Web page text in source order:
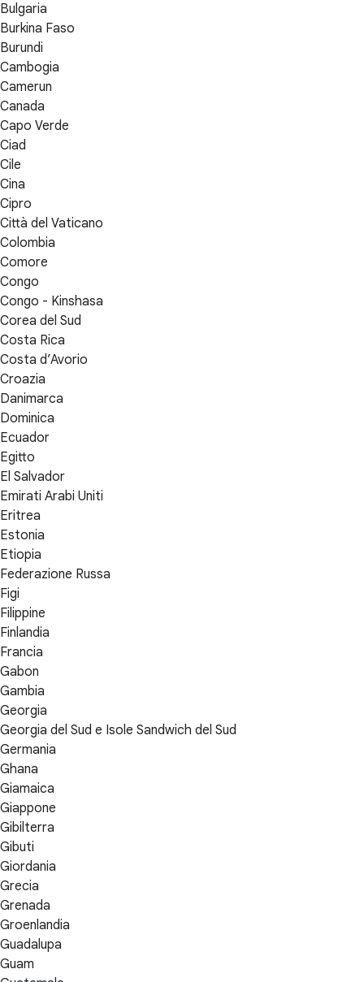
Bulgaria
Burkina Faso
Burundi
Cambogia
Camerun
Canada
Capo Verde
Ciad
Cile
Cina
Cipro
Città del Vaticano
Colombia
Comore
Congo
Congo - Kinshasa
Corea del Sud
Costa Rica
Costa d’Avorio
Croazia
Danimarca
Dominica
Ecuador
Egitto
El Salvador
Emirati Arabi Uniti
Eritrea
Estonia
Etiopia
Federazione Russa
Figi
Filippine
Finlandia
Francia
Gabon
Gambia
Georgia
Georgia del Sud e Isole Sandwich del Sud
Germania
Ghana
Giamaica
Giappone
Gibilterra
Gibuti
Giordania
Grecia
Grenada
Groenlandia
Guadalupa
Guam